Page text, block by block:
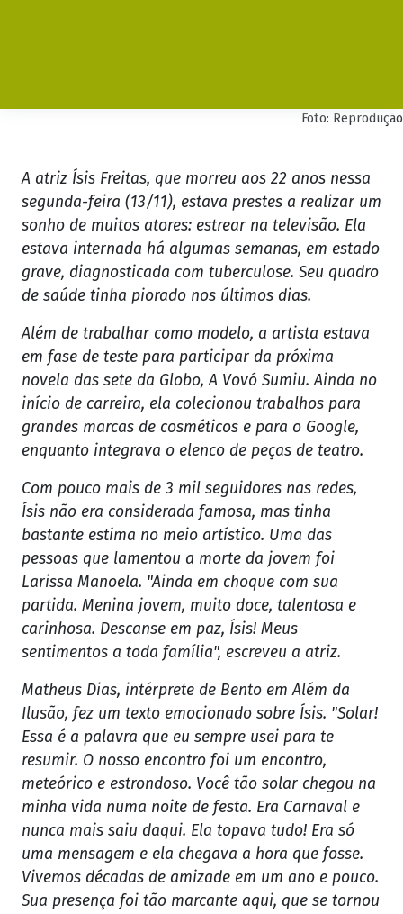
Foto: Reprodução
A atriz Ísis Freitas, que morreu aos 22 anos nessa
segunda-feira (13/11), estava prestes a realizar um
sonho de muitos atores: estrear na televisão. Ela
estava internada há algumas semanas, em estado
grave, diagnosticada com tuberculose. Seu quadro
de saúde tinha piorado nos últimos dias.
Além de trabalhar como modelo, a artista estava
em fase de teste para participar da próxima
novela das sete da Globo, A Vovó Sumiu. Ainda no
início de carreira, ela colecionou trabalhos para
grandes marcas de cosméticos e para o Google,
enquanto integrava o elenco de peças de teatro.
Com pouco mais de 3 mil seguidores nas redes,
Ísis não era considerada famosa, mas tinha
bastante estima no meio artístico. Uma das
pessoas que lamentou a morte da jovem foi
Larissa Manoela. "Ainda em choque com sua
partida. Menina jovem, muito doce, talentosa e
carinhosa. Descanse em paz, Ísis! Meus
sentimentos a toda família", escreveu a atriz.
Matheus Dias, intérprete de Bento em Além da
Ilusão, fez um texto emocionado sobre Ísis. "Solar!
Essa é a palavra que eu sempre usei para te
resumir. O nosso encontro foi um encontro,
meteórico e estrondoso. Você tão solar chegou na
minha vida numa noite de festa. Era Carnaval e
nunca mais saiu daqui. Ela topava tudo! Era só
uma mensagem e ela chegava a hora que fosse.
Vivemos décadas de amizade em um ano e pouco.
Sua presença foi tão marcante aqui, que se tornou